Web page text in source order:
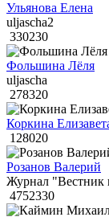
Ульянова Елена
uljascha2
330230
Фольшина Лёля
uljascha
278320
Коркина
128020
Розанов Валерий
Журнал "Вестник
4752330